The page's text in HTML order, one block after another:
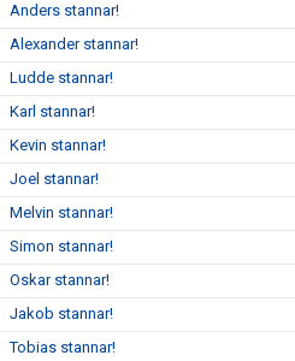
Anders stannar!
Alexander stannar!
Ludde stannar!
Karl stannar!
Kevin stannar!
Joel stannar!
Melvin stannar!
Simon stannar!
Oskar stannar!
Jakob stannar!
Tobias stannar!